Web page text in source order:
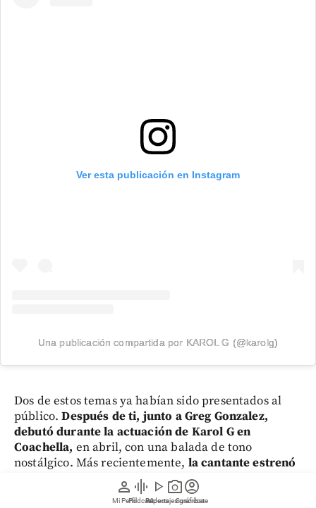
person
Mi Perfil
graphic_eq
Pódcast
play_arrow
Videos
photo_camera
Reportajes gráficos
account_circle
Suscríbete
Ver esta publicación en Instagram
Una publicación compartida por KAROL G (@karolg)
Dos de estos temas ya habían sido presentados al
público. Después de ti, junto a Greg Gonzalez,
debutó durante la actuación de Karol G en
Coachella, en abril, con una balada de tono
nostálgico. Más recientemente, la cantante estrenó
durante el primer concierto de su gira
Viajando por el Mundo Tropitour, realizado el 24 de